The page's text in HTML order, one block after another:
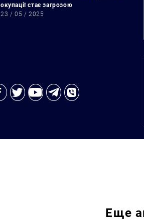
окупації стає загрозою
23 / 05 / 2025
Еще